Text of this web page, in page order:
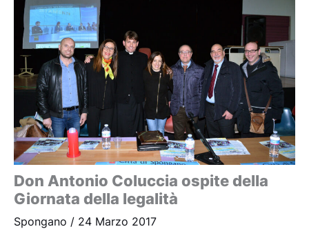
Don Antonio Coluccia ospite della
Giornata della legalità
Spongano / 24 Marzo 2017